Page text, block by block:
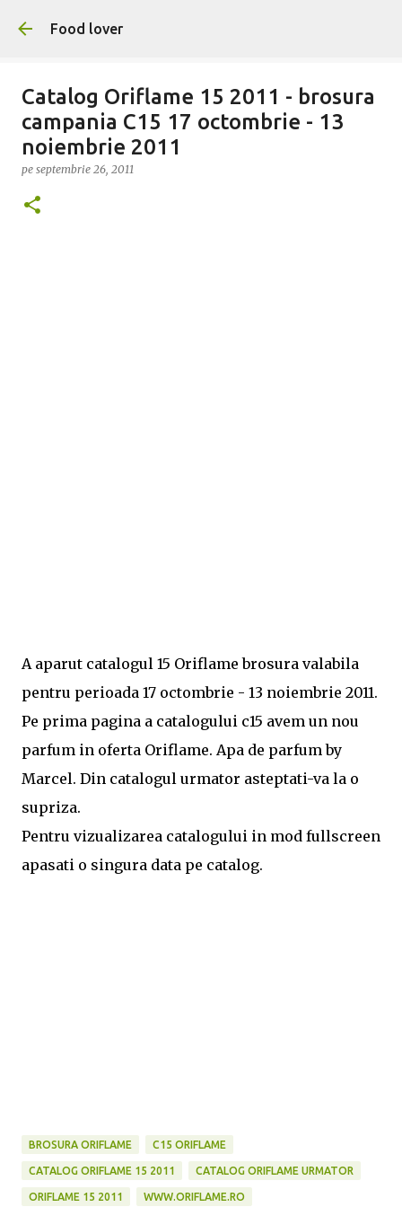
Food lover
Catalog Oriflame 15 2011 - brosura
campania C15 17 octombrie - 13
noiembrie 2011
pe septembrie 26, 2011
A aparut catalogul 15 Oriflame brosura valabila
pentru perioada 17 octombrie - 13 noiembrie 2011.
Pe prima pagina a catalogului c15 avem un nou
parfum in oferta Oriflame. Apa de parfum by
Marcel. Din catalogul urmator asteptati-va la o
supriza.
Pentru vizualizarea catalogului in mod fullscreen
apasati o singura data pe catalog.
BROSURA ORIFLAME C15 ORIFLAME
CATALOG ORIFLAME 15 2011 CATALOG ORIFLAME URMATOR
ORIFLAME 15 2011 WWW.ORIFLAME.RO